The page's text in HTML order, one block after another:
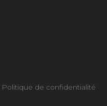
Politique de confidentialité